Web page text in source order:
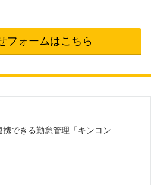
フォームはこちら
できる勤怠管理「キンコン